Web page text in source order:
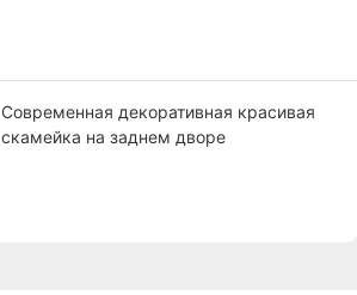
Современная декоративная красивая
скамейка на заднем дворе